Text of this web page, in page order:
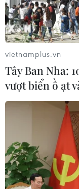
Hoãn cuộc
ở Nam Sudan
04/01/2014 14:00
Phái đoàn của
vietnamplus.vn
Tây Ban Nha:
vượt biển ồ ạt